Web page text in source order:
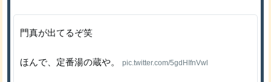
門真が出てるぞ笑
ほんで、定番湯の蔵や。pic.twitter.com/5gdHIfnVwl